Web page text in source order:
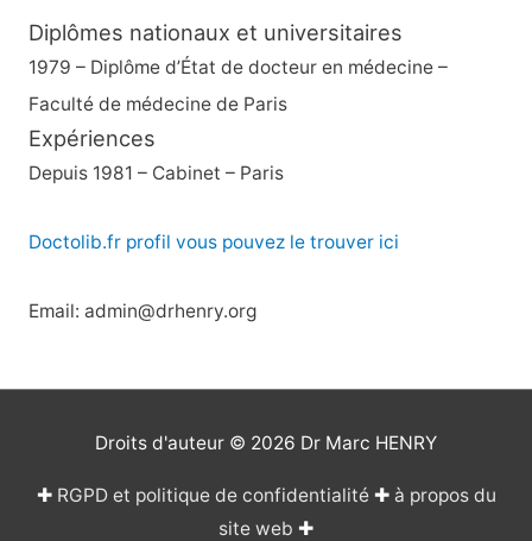
Diplômes nationaux et universitaires
1979 – Diplôme d’État de docteur en médecine –
Faculté de médecine de Paris
Expériences
Depuis 1981 – Cabinet – Paris
Doctolib.fr profil vous pouvez le trouver ici
Email: admin@drhenry.org
Droits d'auteur © 2026 Dr Marc HENRY
✚ RGPD et politique de confidentialité✚ à propos du
site web ✚